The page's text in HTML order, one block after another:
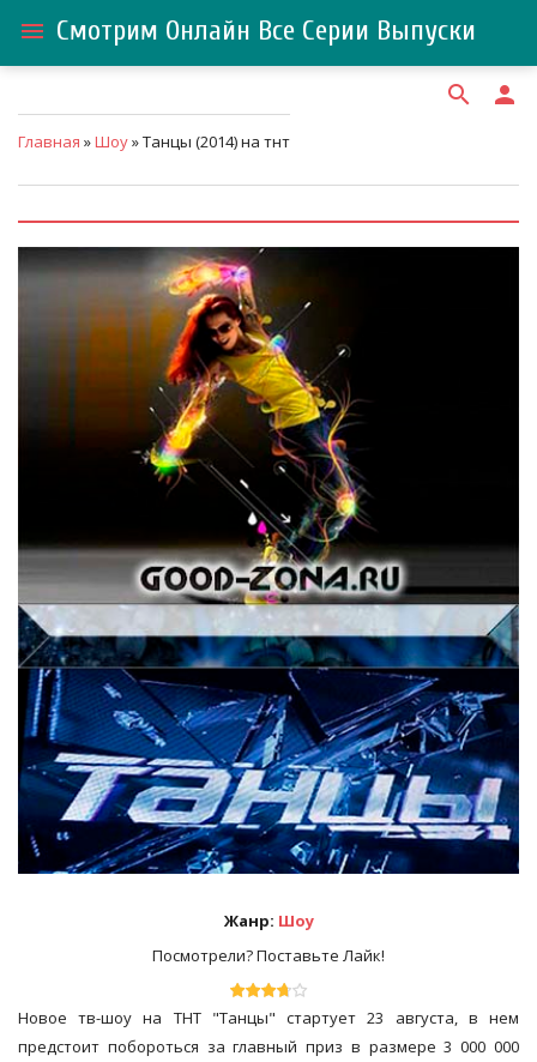
menu Смотрим Онлайн Все Серии Выпуски
search person
Главная »Шоу» Танцы (2014) на тнт
Жанр: Шоу
Посмотрели? Поставьте Лайк!
Новое тв-шоу на ТНТ "Танцы" стартует 23 августа, в нем
предстоит побороться за главный приз в размере 3 000 000